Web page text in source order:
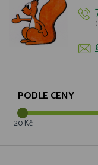
PODLE CENY
20 Kč